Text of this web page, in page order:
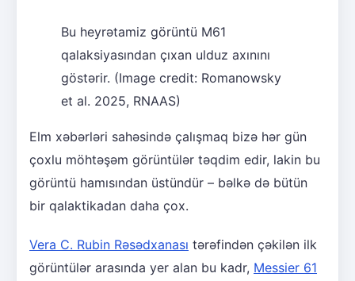
Bu heyrətamiz görüntü M61
qalaksiyasından çıxan ulduz axınını
göstərir. (Image credit: Romanowsky
et al. 2025, RNAAS)
Elm xəbərləri sahəsində çalışmaq bizə hər gün
çoxlu möhtəşəm görüntülər təqdim edir, lakin bu
görüntü hamısından üstündür – bəlkə də bütün
bir qalaktikadan daha çox.
Vera C. Rubin Rəsədxanası tərəfindən çəkilən ilk
görüntülər arasında yer alan bu kadr, Messier 61